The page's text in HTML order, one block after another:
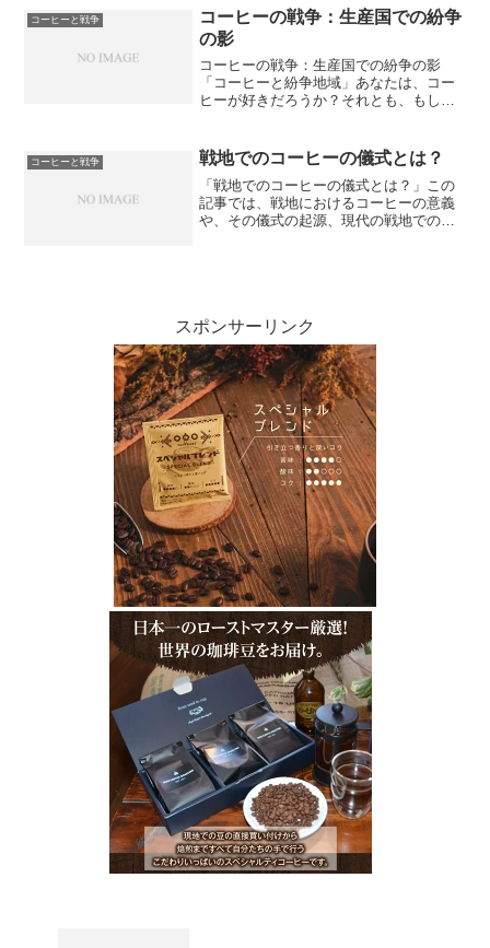
あまり知られていない事実があります。
この記事では、戦争とコー...
コーヒーと戦争
コーヒーの戦争：生産国での紛争
の影
コーヒーの戦争：生産国での紛争の影
「コーヒーと紛争地域」あなたは、コー
ヒーが好きだろうか？それとも、もしか
要な存在であり、多くの人々にとって必
需品となっている。しかし、...
コーヒーと戦争 戦地でのコーヒーの儀式とは？
「戦地でのコーヒーの儀式とは？」この
記事では、戦地におけるコーヒーの意義
や、その儀式の起源、現代の戦地でのコ
スポンサーリンク